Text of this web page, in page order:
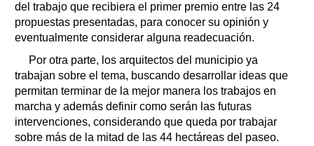
del trabajo que recibiera el primer premio entre las 24
propuestas presentadas, para conocer su opinión y
eventualmente considerar alguna readecuación.
Por otra parte, los arquitectos del municipio ya
trabajan sobre el tema, buscando desarrollar ideas que
permitan terminar de la mejor manera los trabajos en
marcha y además definir como serán las futuras
intervenciones, considerando que queda por trabajar
sobre más de la mitad de las 44 hectáreas del paseo.